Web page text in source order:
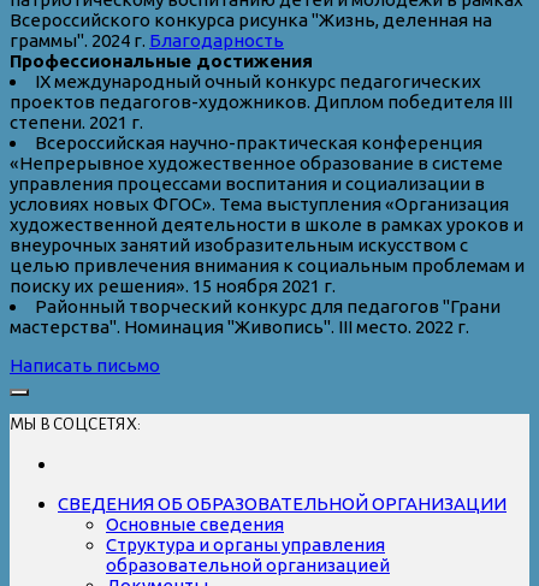
Всероссийского конкурса рисунка "Жизнь, деленная на
граммы". 2024 г. Благодарность
Профессиональные достижения
IX международный очный конкурс педагогических
проектов педагогов-художников. Диплом победителя III
степени. 2021 г.
Всероссийская научно-практическая конференция
«Непрерывное художественное образование в системе
управления процессами воспитания и социализации в
условиях новых ФГОС». Тема выступления «Организация
художественной деятельности в школе в рамках уроков и
внеурочных занятий изобразительным искусством с
целью привлечения внимания к социальным проблемам и
поиску их решения». 15 ноября 2021 г.
Районный творческий конкурс для педагогов "Грани
мастерства". Номинация "Живопись". III место. 2022 г.
Написать письмо
МЫ В СОЦСЕТЯХ:
СВЕДЕНИЯ ОБ ОБРАЗОВАТЕЛЬНОЙ ОРГАНИЗАЦИИ
Основные сведения
Структура и органы управления
образовательной организацией